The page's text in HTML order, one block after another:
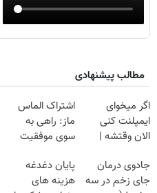
مطالب پیشنهادی
اگر میخوای
ایمپلنت کنی
الان وقتشه |
میلیون تومان!!!
اشتراک الماس
ماز: راهی به
سوی موفقیت
جادوی درمان
جای زخم در سه
پایان دغدغه
هزینه های